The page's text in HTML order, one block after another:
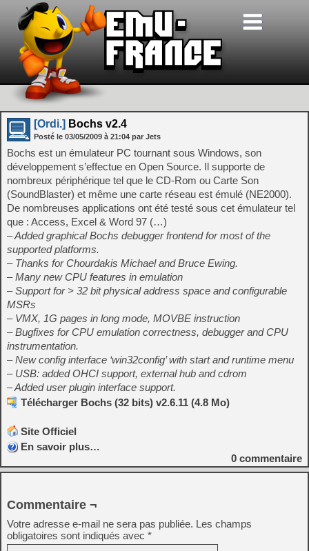
[Ordi.] Bochs v2.4
Posté le 03/05/2009 à 21:04 par Jets
Bochs est un émulateur PC tournant sous Windows, son
développement s’effectue en Open Source. Il supporte de
nombreux périphérique tel que le CD-Rom ou Carte Son
(SoundBlaster) et même une carte réseau est émulé (NE2000).
De nombreuses applications ont été testé sous cet émulateur tel
que : Access, Excel & Word 97 (…)
– Added graphical Bochs debugger frontend for most of the
supported platforms.
– Thanks for Chourdakis Michael and Bruce Ewing.
– Many new CPU features in emulation
– Support for > 32 bit physical address space and configurable
MSRs
– VMX, 1G pages in long mode, MOVBE instruction
– Bugfixes for CPU emulation correctness, debugger and CPU
instrumentation.
– New config interface ‘win32config’ with start and runtime menu
– USB: added OHCI support, external hub and cdrom
– Added user plugin interface support.
Télécharger Bochs (32 bits) v2.6.11 (4.8 Mo)
Site Officiel
En savoir plus…
0 commentaire
Commentaire ¬
Votre adresse e-mail ne sera pas publiée. Les champs
obligatoires sont indiqués avec *